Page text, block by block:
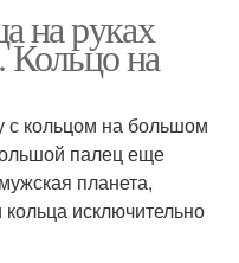
на руках
на
с кольцом на большом
палец еще
планета,
исключительно